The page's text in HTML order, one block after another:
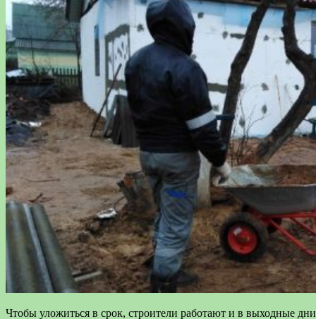
Чтобы уложиться в срок, строители работают и в выходные